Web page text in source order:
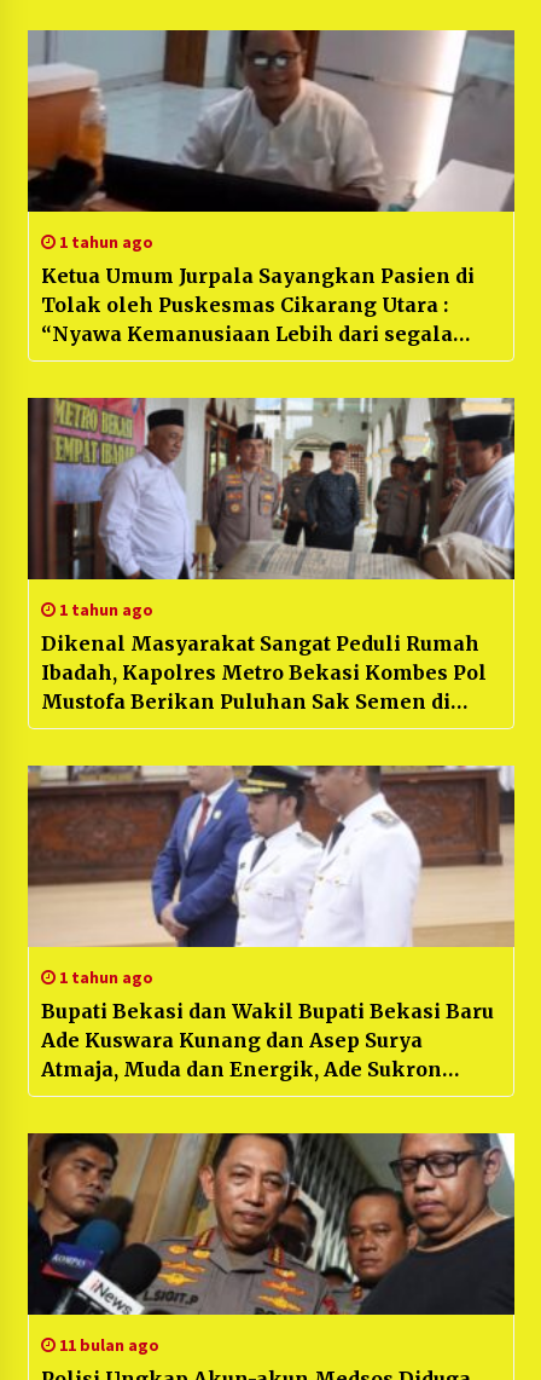
1 tahun ago
Ketua Umum Jurpala Sayangkan Pasien di
Tolak oleh Puskesmas Cikarang Utara :
“Nyawa Kemanusiaan Lebih dari segala
nya”
1 tahun ago
Dikenal Masyarakat Sangat Peduli Rumah
Ibadah, Kapolres Metro Bekasi Kombes Pol
Mustofa Berikan Puluhan Sak Semen di
Masjid Area Kabupaten Bekasi
1 tahun ago
Bupati Bekasi dan Wakil Bupati Bekasi Baru
Ade Kuswara Kunang dan Asep Surya
Atmaja, Muda dan Energik, Ade Sukron
Ketua DPRD : “Bangkit, Maju dan Sejahtera”.
11 bulan ago